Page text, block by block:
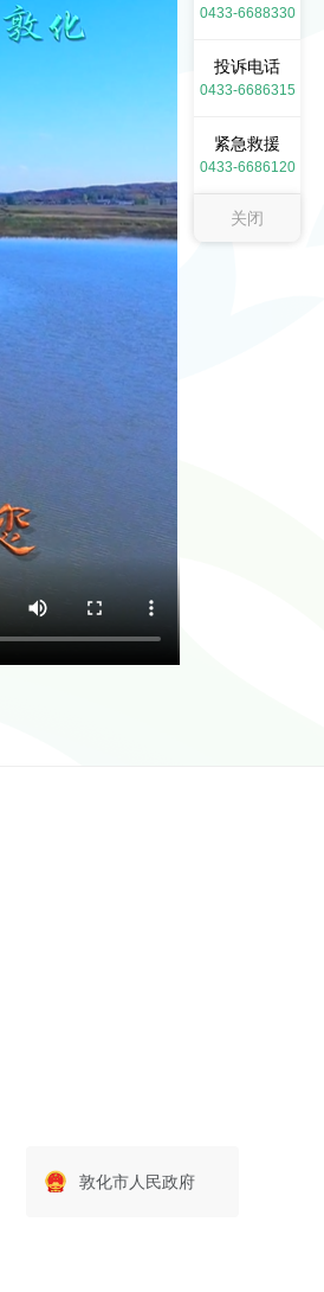
敦化市人民政府
0433-6688330
投诉电话
0433-6686315
紧急救援
0433-6686120
关闭